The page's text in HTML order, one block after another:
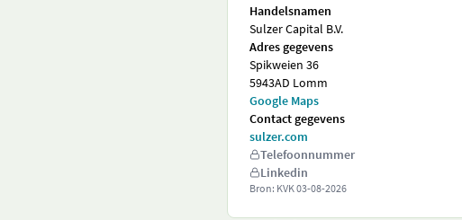
Handelsnamen
Sulzer Capital B.V.
Adres gegevens
Spikweien 36
5943AD Lomm
Google Maps
Contact gegevens
sulzer.com
Telefoonnummer
Linkedin
Bron: KVK03-08-2026